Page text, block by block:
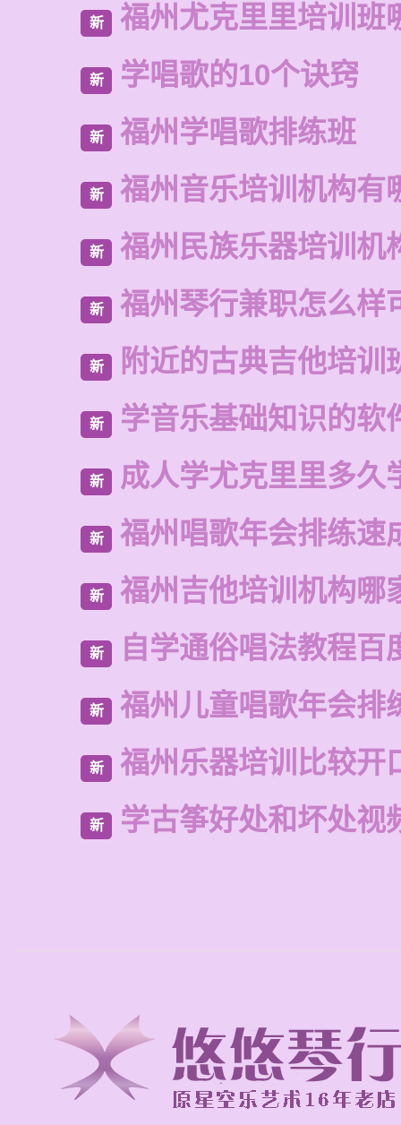
新 福州尤克里里培训班
新 学唱歌的10个诀窍
新 福州学唱歌排练班
新 福州音乐培训机构有
新 福州民族乐器培训机
新 福州琴行兼职怎么样
新 附近的古典吉他培训
新 学音乐基础知识的软
新 成人学尤克里里多久
新 福州唱歌年会排练速
新 福州吉他培训机构哪
新 自学通俗唱法教程百
新 福州儿童唱歌年会排
新 福州乐器培训比较开
新 学古筝好处和坏处视